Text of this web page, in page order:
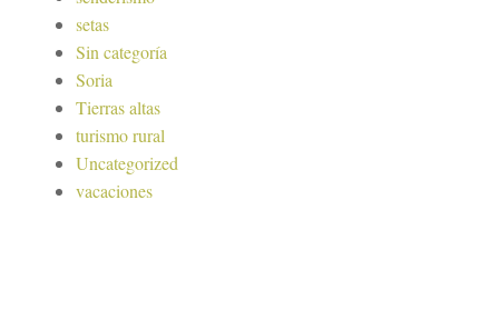
setas
Sin categoría
Soria
Tierras altas
turismo rural
Uncategorized
vacaciones